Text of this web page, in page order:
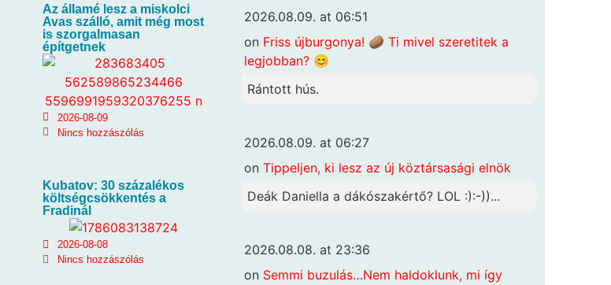
Az államé lesz a miskolci
Avas szálló, amit még most
is szorgalmasan
építgetnek
2026-08-09
Nincs hozzászólás
Kubatov: 30 százalékos
költségcsökkentés a
Fradinál
2026-08-08
Nincs hozzászólás
2026.08.09. at 06:51
on Friss újburgonya! 🥔 Ti mivel szeretitek a
legjobban? 😊
Rántott hús.
2026.08.09. at 06:27
on Tippeljen, ki lesz az új köztársasági elnök
Deák Daniella a dákószakértő? LOL :):-))...
2026.08.08. at 23:36
on Semmi buzulás…Nem haldoklunk, mi így